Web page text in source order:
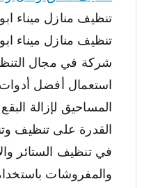
تنظيف منازل ميناء
تنظيف منازل ميناء
شركة في مجال
استعمال أفضل
المساحيق لإزالة
القدرة على تنظيف
في تنظيف الستائر
والمفروشات